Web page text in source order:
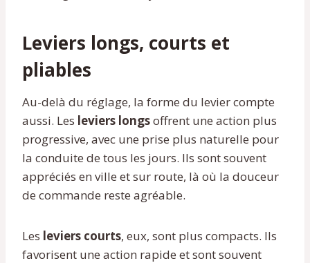
Leviers longs, courts et
pliables
Au-delà du réglage, la forme du levier compte
aussi. Les leviers longsoffrent une action plus
progressive, avec une prise plus naturelle pour
la conduite de tous les jours. Ils sont souvent
appréciés en ville et sur route, là où la douceur
de commande reste agréable.
Les leviers courts, eux, sont plus compacts. Ils
favorisent une action rapide et sont souvent